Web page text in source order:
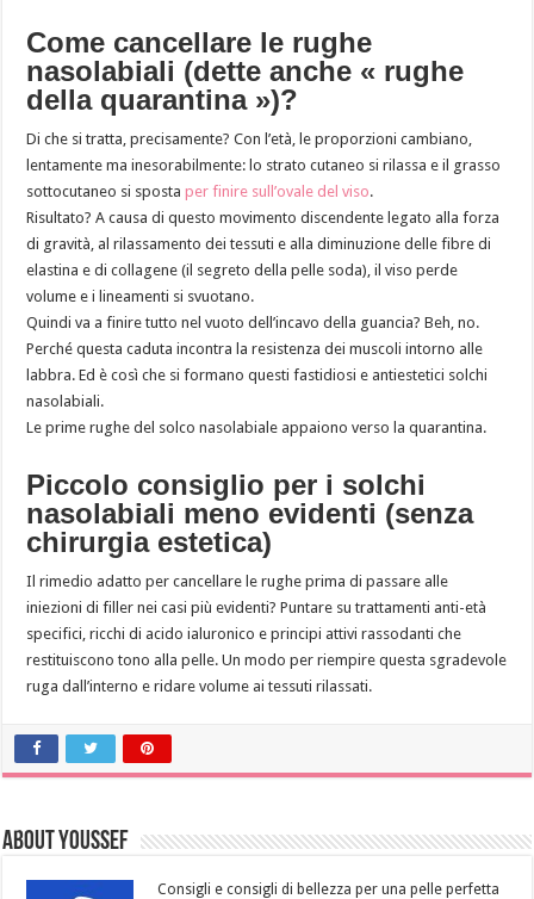
Come cancellare le rughe
nasolabiali (dette anche « rughe
della quarantina »)?
Di che si tratta, precisamente? Con l’età, le proporzioni cambiano,
lentamente ma inesorabilmente: lo strato cutaneo si rilassa e il grasso
sottocutaneo si spostaper finire sull’ovale del viso.
Risultato? A causa di questo movimento discendente legato alla forza
di gravità, al rilassamento dei tessuti e alla diminuzione delle fibre di
elastina e di collagene (il segreto della pelle soda), il viso perde
volume e i lineamenti si svuotano.
Quindi va a finire tutto nel vuoto dell’incavo della guancia? Beh, no.
Perché questa caduta incontra la resistenza dei muscoli intorno alle
labbra. Ed è così che si formano questi fastidiosi e antiestetici solchi
nasolabiali.
Le prime rughe del solco nasolabiale appaiono verso la quarantina.
Piccolo consiglio per i solchi
nasolabiali meno evidenti (senza
chirurgia estetica)
Il rimedio adatto per cancellare le rughe prima di passare alle
iniezioni di filler nei casi più evidenti? Puntare su trattamenti anti-età
specifici, ricchi di acido ialuronico e principi attivi rassodanti che
restituiscono tono alla pelle. Un modo per riempire questa sgradevole
ruga dall’interno e ridare volume ai tessuti rilassati.
About Youssef
Consigli e consigli di bellezza per una pelle perfetta